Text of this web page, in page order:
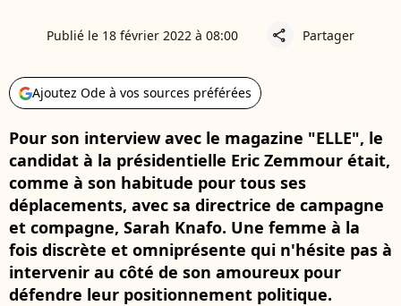
Publié le 18 février 2022 à 08:00 share Partager
Ajoutez Ode à vos sources préférées
Pour son interview avec le magazine "ELLE", le
candidat à la présidentielle Eric Zemmour était,
comme à son habitude pour tous ses
déplacements, avec sa directrice de campagne
et compagne, Sarah Knafo. Une femme à la
fois discrète et omniprésente qui n'hésite pas à
intervenir au côté de son amoureux pour
défendre leur positionnement politique.